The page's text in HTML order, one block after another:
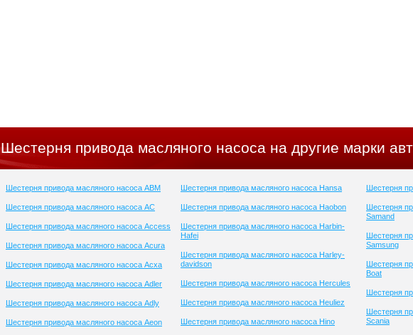
Шестерня привода масляного насоса на другие марки
Шестерня привода масляного насоса ABM
Шестерня привода масляного насоса AC
Шестерня привода масляного насоса Access
Шестерня привода масляного насоса Acura
Шестерня привода масляного насоса Acxa
Шестерня привода масляного насоса Adler
Шестерня привода масляного насоса Adly
Шестерня привода масляного насоса Aeon
Шестерня привода масляного насоса Hansa
Шестерня привода масляного насоса Haobon
Шестерня привода масляного насоса Harbin-
Hafei
Шестерня привода масляного насоса Harley-
davidson
Шестерня привода масляного насоса Hercules
Шестерня привода масляного насоса Heuliez
Шестерня привода масляного насоса Hino
Шестерня
Шестерня
Samand
Шестерня
Samsung
Шестерня
Boat
Шестерня
Шестерня
Scania